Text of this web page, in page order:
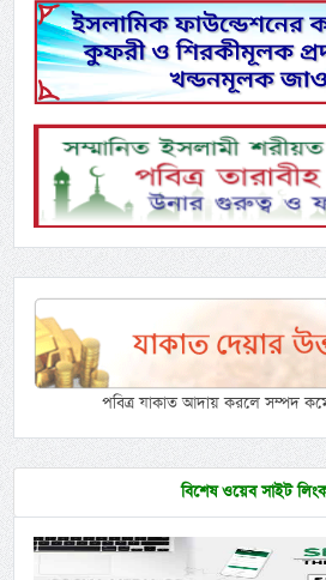
পবিত্র যাকাত আদায় করলে সম্পদ
বিশেষ ওয়েব সাইট